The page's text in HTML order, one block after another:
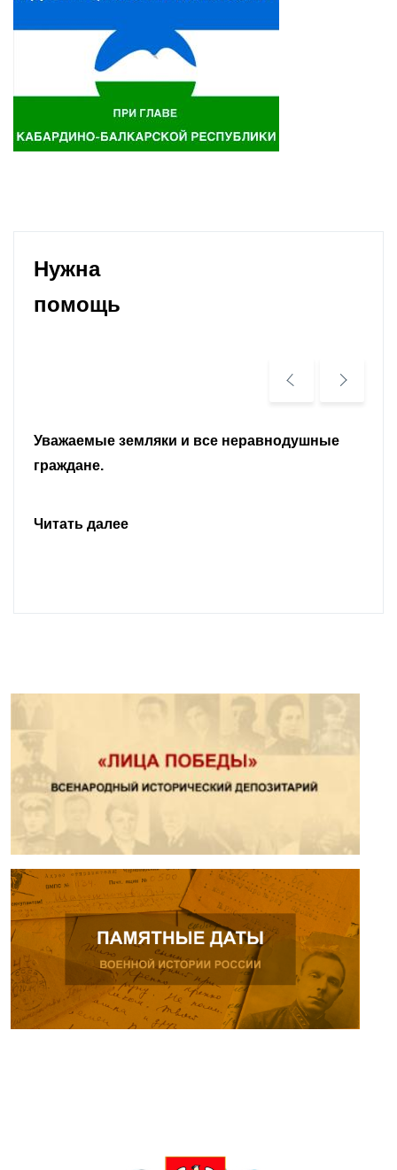
Нужна
помощь
Уважаемые земляки и все неравнодушные
граждане.
Читать далее